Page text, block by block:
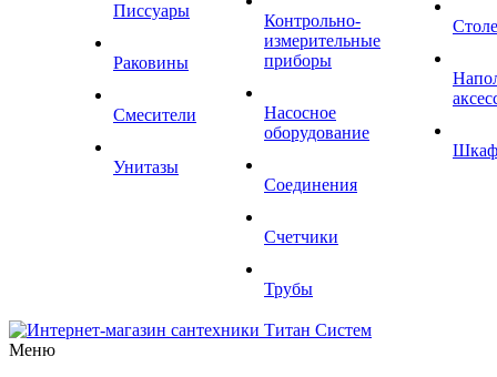
Писсуары
Раковины
Смесители
Унитазы
Контрольно-
измерительные
приборы
Насосное
оборудование
Соединения
Счетчики
Трубы
Меню